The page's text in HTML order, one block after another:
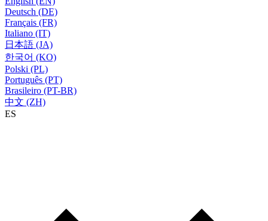
Deutsch (DE)
Français (FR)
Italiano (IT)
日本語 (JA)
한국어 (KO)
Polski (PL)
Português (PT)
Brasileiro (PT-BR)
中文 (ZH)
ES